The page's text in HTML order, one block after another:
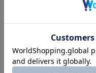
ボリュームのある着丈の
わせやすく、着まわしや